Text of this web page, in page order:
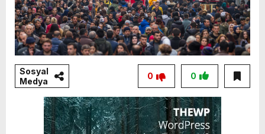
Sosyal
Medya
0
0